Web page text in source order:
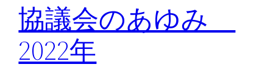
協議会のあゆみ
2022年